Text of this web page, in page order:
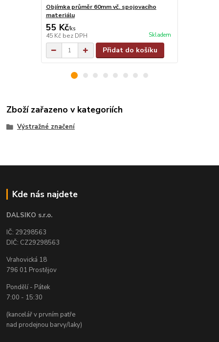
Objímka průměr 60mm vč. spojovacího
materiálu
55 Kč/ks
45 Kč bez DPH Skladem
Přidat do košíku
Zboží zařazeno v kategoriích
Výstražné značení
Kde nás najdete
DALSIKO s.r.o.
IČ: 29298563
DIČ: CZ29298563
Vrahovická 18
796 01 Prostějov
Pondělí - Pátek
7:00 - 15:30
(kancelář v prvním patře
nad prodejnou barvy/laky)